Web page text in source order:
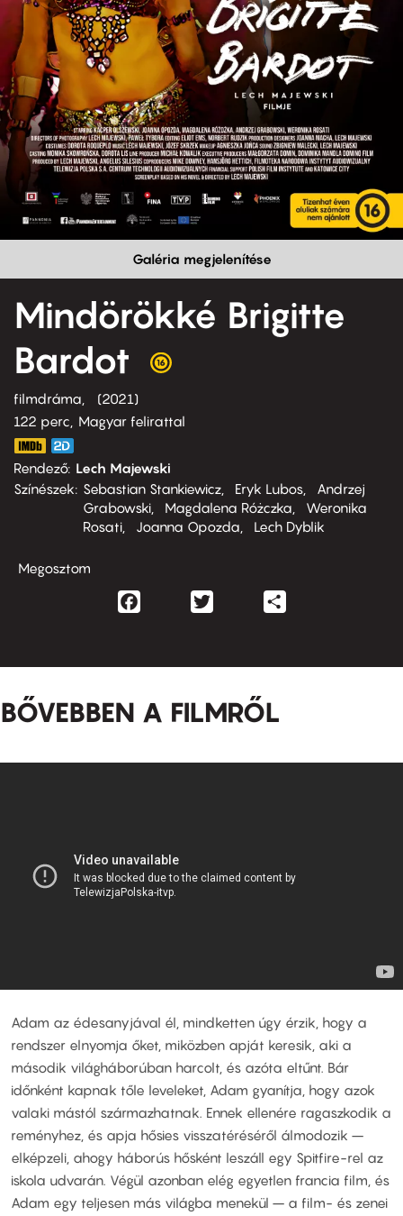
Galéria megjelenítése
Mindörökké Brigitte
Bardot
filmdráma
2021
122 perc,
Magyar felirattal
Rendező Lech Majewski
Színészek
Sebastian Stankiewicz Eryk Lubos
Andrzej
Grabowski
Magdalena Różczka
Weronika
Rosati
Joanna Opozda Lech Dyblik
Megosztom
Facebook
BŐVEBBEN A FILMRŐL
Adam az édesanyjával él, mindketten úgy érzik, hogy a
rendszer elnyomja őket, miközben apját keresik, aki a
második világháborúban harcolt, és azóta eltűnt. Bár
időnként kapnak tőle leveleket, Adam gyanítja, hogy azok
valaki mástól származhatnak. Ennek ellenére ragaszkodik a
reményhez, és apja hősies visszatéréséről álmodozik –
elképzeli, ahogy háborús hősként leszáll egy Spitfire-rel az
iskola udvarán. Végül azonban elég egyetlen francia film, és
Adam egy teljesen más világba menekül – a film- és zenei